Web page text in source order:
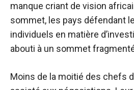
manque criant de vision
sommet, les pays défendant
individuels en matière
abouti à un sommet
Moins de la moitié des chefs